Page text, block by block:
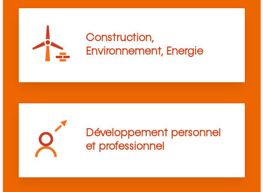
Construction,
Environnement, Energie
Développement personnel
et professionnel